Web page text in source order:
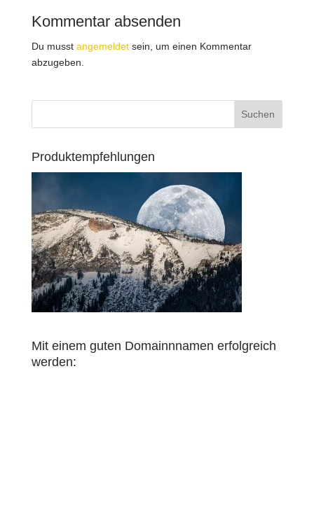
Kommentar absenden
Du musst angemeldetsein, um einen Kommentar
abzugeben.
Produktempfehlungen
Mit einem guten Domainnnamen erfolgreich
werden: